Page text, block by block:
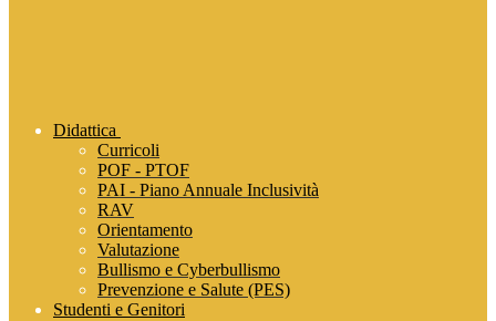
Didattica
Curricoli
POF - PTOF
PAI - Piano Annuale Inclusività
RAV
Orientamento
Valutazione
Bullismo e Cyberbullismo
Prevenzione e Salute (PES)
Studenti e Genitori